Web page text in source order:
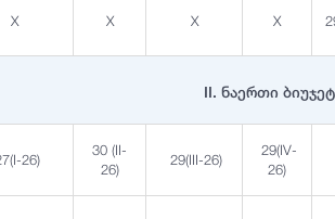
X X X X
II. ნაერთი
26)
30 (II-
26)
29(III-26)
29(IV-
26)